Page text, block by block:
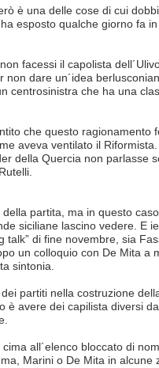
è una delle cose di cui
esposto qualche giorno fa
facessi il capolista
dare un´idea
centrosinistra che ha una
che questo ragionamento
aveva ventilato il
della Quercia non parlasse
partita, ma in questo
siciliane lascino vedere. E
talk” di fine novembre, sia
un colloquio con De Mita a
sintonia.
partiti nella costruzione
avere dei capilista diversi
all´elenco bloccato di
Marini o De Mita in alcune